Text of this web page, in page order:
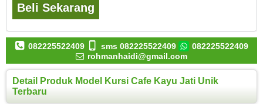
Beli Sekarang
082225522409 sms 082225522409
082225522409
rohmanhaidi@gmail.com
Detail Produk Model Kursi Cafe Kayu Jati Unik
Terbaru